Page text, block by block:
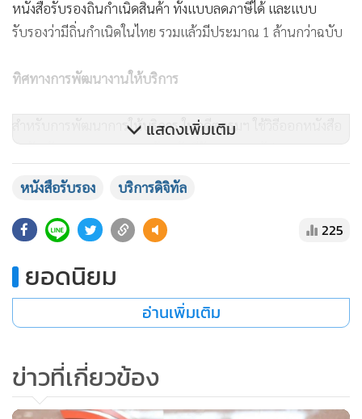
หนังสือรับรองถิ่นกำเนิดสินค้า ทั้งแบบลดภาษีได้ และแบบ
รับรองว่ามีถิ่นกำเนิดในไทย รวมแล้วมีประมาณ 1 ล้านกว่าฉบับ
ทิศทางการพัฒนางานให้บริการ
สำหรับการพัฒนาการให้บริการ ในอดีตกรมฯ ใช้วิธีออกหนังสือ
สำคัญด้วยระบบ Manual เจ้าหน้าที่รับเอกสาร ผู้ประกอบการ
พิจารณาเสร็จแล้วก็ต้องรอเจ้าหน้าที่เซ็นสด มีทั้งหมด 5 ขั้นตอน
ใช้เวลา 3 วัน ต่อมาได้พัฒนานำระบบ EDI มาใช้ เริ่มเมื่อปี
2546-47 พัฒนามาเรื่อยจนใช้เต็มรูปแบบในปี 2554 เป็นระบบ
ยื่นคำขอทางอิเล็กทรอนิกส์ แต่ทุกอย่างเหมือนเดิม ต้องเอา
เอกสารมาที่กรมฯ รอเจ้าหน้าที่พิจารณาและเซ็นสด ตอนนี้เหลือ
4 ขั้นตอน เวลาลดลงมาเหลือ 30 นาที/ฉบับ
ต่อมากรมฯ ยังไม่หยุดพัฒนา เพราะแนวโน้มการใช้เทคโนโลยี ใช้
ไอที กำลังมา กรมฯ ก็พัฒนาไปเป็นรูปแบบ Digital Signature
หรือระบบ DS ดีกว่าระบบ EDI เพราะสามารถยื่นคำขอผ่านทาง
แสดงเพิ่มเติม
หนังสือรับรอง บริการดิจิทัล
225
ยอดนิยม
อ่านเพิ่มเติม
ข่าวที่เกี่ยวข้อง